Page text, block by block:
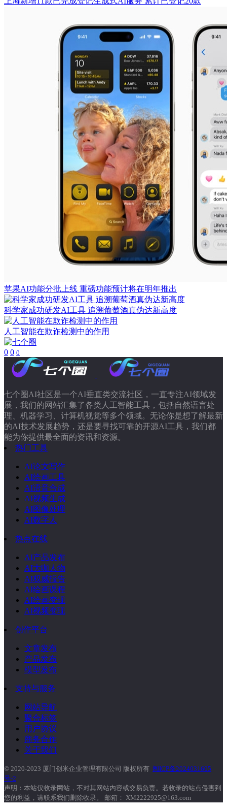
苹果AI功能分批上线 重磅功能预计将在明年推出
科学家成功研发AI工具 追溯葡萄酒真伪达新高度
人工智能在欺诈检测中的作用
0 0 0
七个圈AI社区是一个AI垂直类交流社区，一直专注AI领域发
展，我们的网站汇集了各类人工智能工具，包括自然语言处
理、机器学习、计算机视觉等多个领域。无论你是想了解最新
的AI技术发展趋势，还是要寻找可靠的开源AI工具，我们都
能为你提供最全面的资讯和资源。
热门工具
AI论文写作
AI绘画工具
AI语音合成
AI视频生成
AI图像处理
AI数字人
热点在线
AI产品发布
AI大咖人物
AI权威报告
AI绘画课程
AI绘画变现
AI视频变现
创作平台
文章发布
产品发布
模型发布
支持与服务
网站导航
聚合标签
用户协议
商务合作
关于我们
© 2020-2023 厦门创米企业管理有限公司 版权所有 闽ICP备2024031605
号-2
声明：本站仅收录网站，不对其网站内容或交易负责。若收录的站点侵害到
您的利益，请联系我们删除收录。 邮箱： XM2222925@163.com